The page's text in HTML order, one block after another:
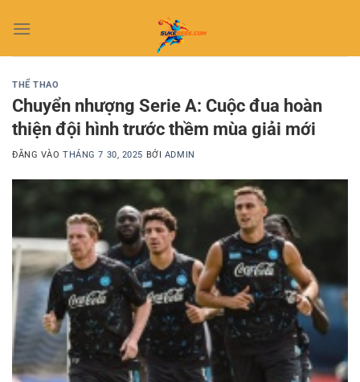
qua
THỂ THAO
Chuyển nhượng Serie A: Cuộc đua hoàn
thiện đội hình trước thềm mùa giải mới
ĐĂNG VÀOTHÁNG 7 30, 2025 BỞI ADMIN